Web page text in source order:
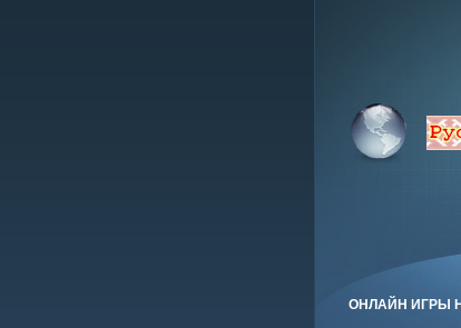
ОНЛАЙН ИГРЫ